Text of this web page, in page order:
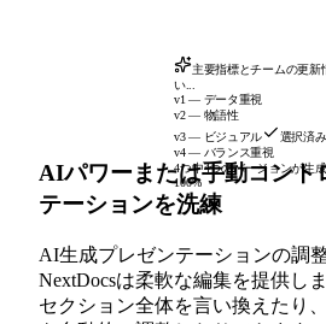
主要指標とチームの更新
い...
v1 — データ重視
v2 — 物語性
v3 — ビジュアル
選択済み
v4 — バランス重視
4つ中4つのバージョンが生
100%
AIパワーまたは手動コント
テーションを洗練
AI生成プレゼンテーションの調
NextDocsは柔軟な編集を提供し
セクション全体を言い換えたり